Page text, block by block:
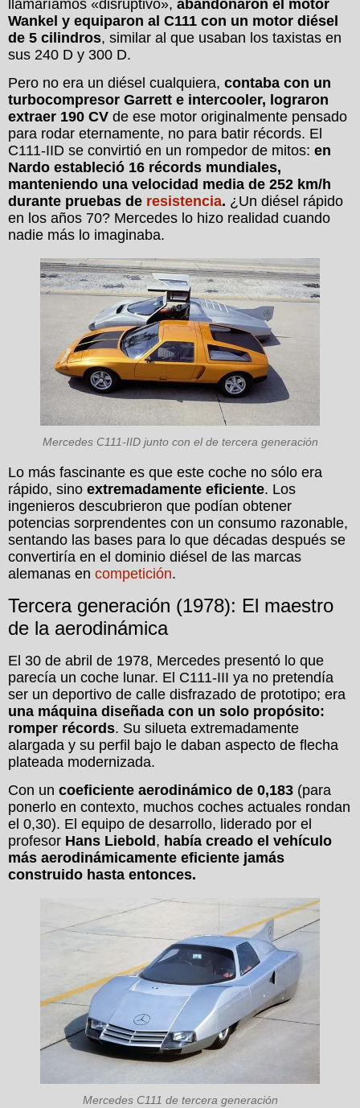
llamaríamos «disruptivo», abandonaron el motor
Wankel y equiparon al C111 con un motor diésel
de 5 cilindros, similar al que usaban los taxistas en
sus 240 D y 300 D.
Pero no era un diésel cualquiera, contaba con un
turbocompresor Garrett e intercooler, lograron
extraer 190 CV de ese motor originalmente pensado
para rodar eternamente, no para batir récords. El
C111-IID se convirtió en un rompedor de mitos: en
Nardo estableció 16 récords mundiales,
manteniendo una velocidad media de 252 km/h
durante pruebas de resistencia. ¿Un diésel rápido
en los años 70? Mercedes lo hizo realidad cuando
nadie más lo imaginaba.
Mercedes C111-IID junto con el de tercera generación
Lo más fascinante es que este coche no sólo era
rápido, sino extremadamente eficiente. Los
ingenieros descubrieron que podían obtener
potencias sorprendentes con un consumo razonable,
sentando las bases para lo que décadas después se
convertiría en el dominio diésel de las marcas
alemanas en competición.
Tercera generación (1978): El maestro
de la aerodinámica
El 30 de abril de 1978, Mercedes presentó lo que
parecía un coche lunar. El C111-III ya no pretendía
ser un deportivo de calle disfrazado de prototipo; era
una máquina diseñada con un solo propósito:
romper récords. Su silueta extremadamente
alargada y su perfil bajo le daban aspecto de flecha
plateada modernizada.
Con un coeficiente aerodinámico de 0,183 (para
ponerlo en contexto, muchos coches actuales rondan
el 0,30). El equipo de desarrollo, liderado por el
profesor Hans Liebold , había creado el vehículo
más aerodinámicamente eficiente jamás
construido hasta entonces.
Mercedes C111 de tercera generación